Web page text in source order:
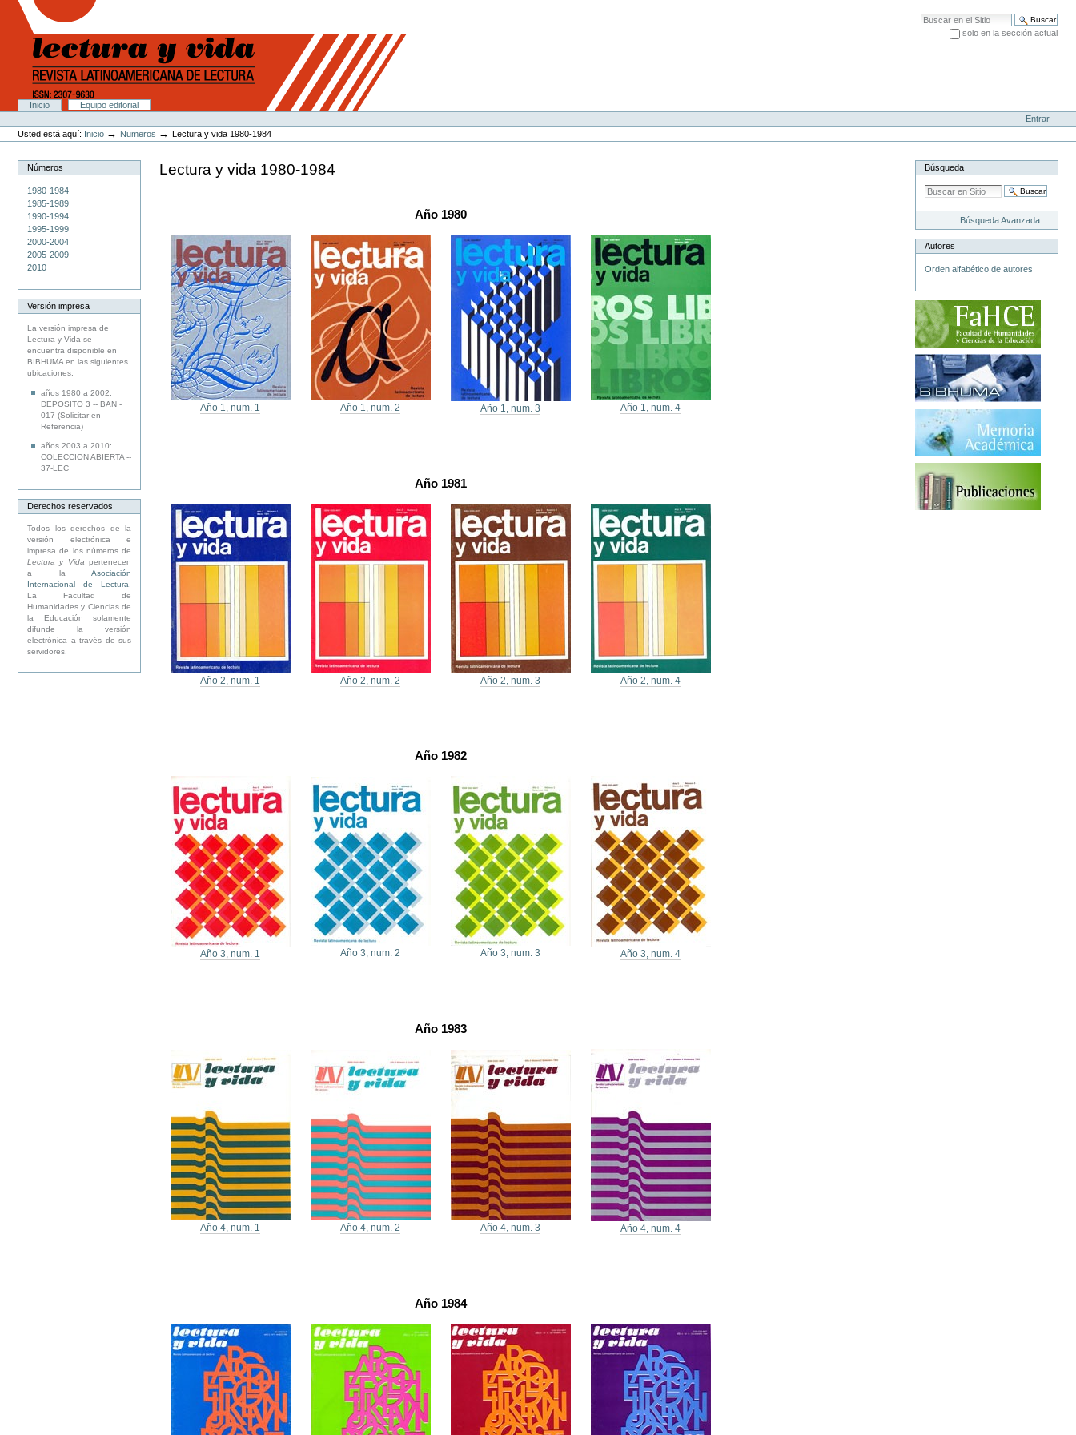
Cambiar
contenido.
navegación
Buscar
solo en la sección actual
Secciones
Inicio
Equipo editorial
Herramientas
Personales
Entrar
Usted está aquí: Inicio → Numeros →Lectura y vida 1980-1984
Números
1980-1984
1985-1989
1990-1994
1995-1999
2000-2004
2005-2009
2010
Versión impresa
La versión impresa de
Lectura y Vida se
encuentra disponible en
BIBHUMA en las siguientes
ubicaciones:
años 1980 a 2002:
DEPOSITO 3 -- BAN -
017 (Solicitar en
Referencia)
años 2003 a 2010:
COLECCION ABIERTA --
37-LEC
Derechos reservados
Todos los derechos de la
versión electrónica e
impresa de los números de
Lectura y Vida pertenecen
a la Asociación
Internacional de Lectura
La Facultad de
Humanidades y Ciencias de
la Educación solamente
difunde la versión
electrónica a través de sus
servidores.
Lectura y vida 1980-1984
Año 1980
Año 1, num. 1 Año 1, num. 2 Año 1, num. 3 Año 1, num. 4
Año 1981
Año 2, num. 1 Año 2, num. 2 Año 2, num. 3 Año 2, num. 4
Año 1982
Año 3, num. 1 Año 3, num. 2 Año 3, num. 3 Año 3, num. 4
Año 1983
Año 4, num. 1 Año 4, num. 2 Año 4, num. 3 Año 4, num. 4
Año 1984
Búsqueda
Búsqueda Avanzada…
Autores
Orden alfabético de autores